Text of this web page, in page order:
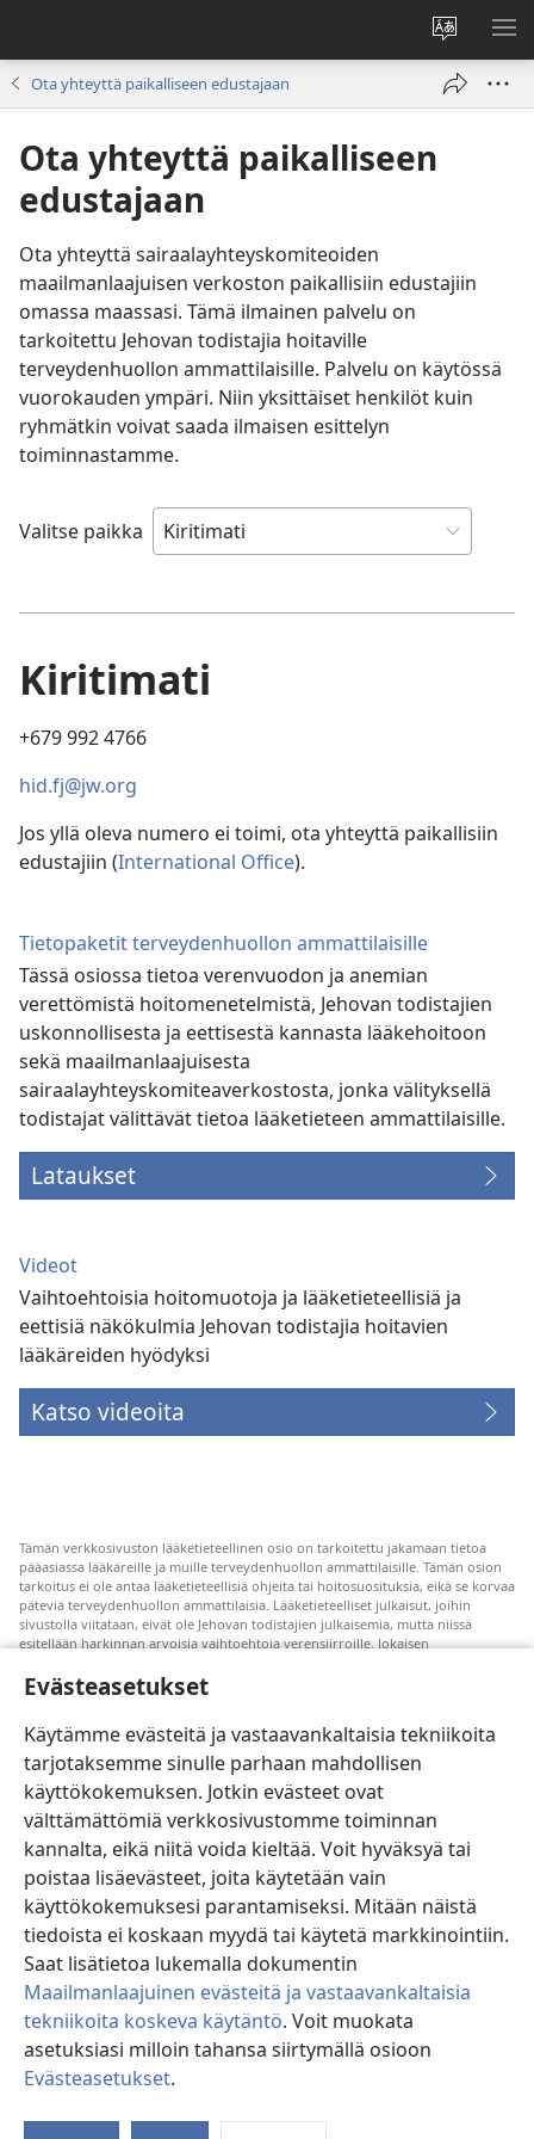
Evästeasetukset
Käytämme evästeitä ja vastaavankaltaisia tekniikoita
tarjotaksemme sinulle parhaan mahdollisen
käyttökokemuksen. Jotkin evästeet ovat
välttämättömiä verkkosivustomme toiminnan
kannalta, eikä niitä voida kieltää. Voit hyväksyä tai
poistaa lisäevästeet, joita käytetään vain
käyttökokemuksesi parantamiseksi. Mitään näistä
tiedoista ei koskaan myydä tai käytetä markkinointiin.
Saat lisätietoa lukemalla dokumentin
Maailmanlaajuinen evästeitä ja vastaavankaltaisia
tekniikoita koskeva käytäntö. Voit muokata
asetuksiasi milloin tahansa siirtymällä osioon
Evästeasetukset.
Vaihda
sivuston
kieli
Ota yhteyttä paikalliseen edustajaan
Ota yhteyttä paikalliseen
edustajaan
Ota yhteyttä sairaalayhteyskomiteoiden
maailmanlaajuisen verkoston paikallisiin edustajiin
omassa maassasi. Tämä ilmainen palvelu on
tarkoitettu Jehovan todistajia hoitaville
terveydenhuollon ammattilaisille. Palvelu on käytössä
vuorokauden ympäri. Niin yksittäiset henkilöt kuin
ryhmätkin voivat saada ilmaisen esittelyn
toiminnastamme.
Valitse paikka
Kiritimati
+679 992 4766
hid.fj@jw.org
Jos yllä oleva numero ei toimi, ota yhteyttä paikallisiin
edustajiin (International Office).
Tietopaketit terveydenhuollon ammattilaisille
Tässä osiossa tietoa verenvuodon ja anemian
verettömistä hoitomenetelmistä, Jehovan todistajien
uskonnollisesta ja eettisestä kannasta lääkehoitoon
sekä maailmanlaajuisesta
sairaalayhteyskomiteaverkostosta, jonka välityksellä
todistajat välittävät tietoa lääketieteen ammattilaisille.
Lataukset
Videot
Vaihtoehtoisia hoitomuotoja ja lääketieteellisiä ja
eettisiä näkökulmia Jehovan todistajia hoitavien
lääkäreiden hyödyksi
Katso videoita
Tämän verkkosivuston lääketieteellinen osio on tarkoitettu jakamaan tietoa
pääasiassa lääkäreille ja muille terveydenhuollon ammattilaisille. Tämän osion
tarkoitus ei ole antaa lääketieteellisiä ohjeita tai hoitosuosituksia, eikä se korvaa
päteviä terveydenhuollon ammattilaisia. Lääketieteelliset julkaisut, joihin
sivustolla viitataan, eivät ole Jehovan todistajien julkaisemia, mutta niissä
esitellään harkinnan arvoisia vaihtoehtoja verensiirroille. Jokaisen
tasalla, keskustella hoitovaihtoehdoista potilaan kanssa ja auttaa potilasta
tekemään päätöksiä, joissa otetaan huomioon hänen terveydentilansa, oma
hoitomenetelmät eivät sovellu kaikkiin potilaisiin.
Potilaalle: Pyydä terveydentilaasi ja hoitoasi koskevia ohjeita aina omalta
lääkäriltäsi tai joltain muulta pätevältä terveydenhuollon ammattilaiselta. Jos
epäilet olevasi sairas, ota yhteyttä lääkäriin.
Tutustu tämän sivuston käyttöehtoihin.
Väriteema
Copyright© 2026 Watch Tower Bible and Tract Society of Pennsylvania.
KÄYTTÖEHDOT|TIETOSUOJAKÄYTÄNTÖ